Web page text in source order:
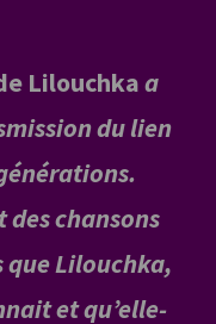
Lilouchkaa
du lien
des chansons
que Lilouchka,
et qu’elle-